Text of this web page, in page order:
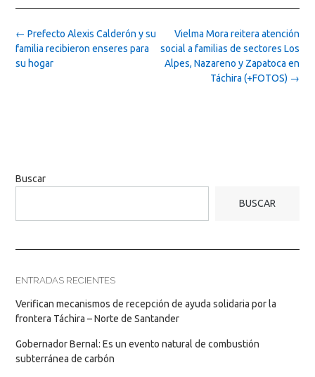
Post
navigation
Vielma Mora reitera atención
social a familias de sectores Los
Alpes, Nazareno y Zapatoca en
Táchira (+FOTOS) →
← Prefecto Alexis Calderón y su
familia recibieron enseres para
su hogar
Buscar
BUSCAR
ENTRADAS RECIENTES
Verifican mecanismos de recepción de ayuda solidaria por la
frontera Táchira – Norte de Santander
Gobernador Bernal: Es un evento natural de combustión
subterránea de carbón